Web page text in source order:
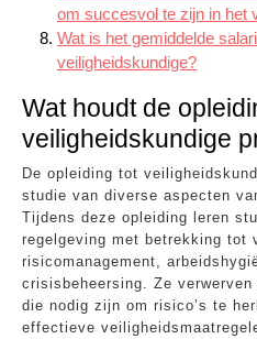
om succesvol te zijn in het
Wat is het gemiddelde
veiligheidskundige?
Wat houdt de
veiligheidskundige
De opleiding tot
studie van diverse aspecten
Tijdens deze opleiding leren
regelgeving met betrekking tot
risicomanagement,
crisisbeheersing. Ze
die nodig zijn om risico’s te
effectieve